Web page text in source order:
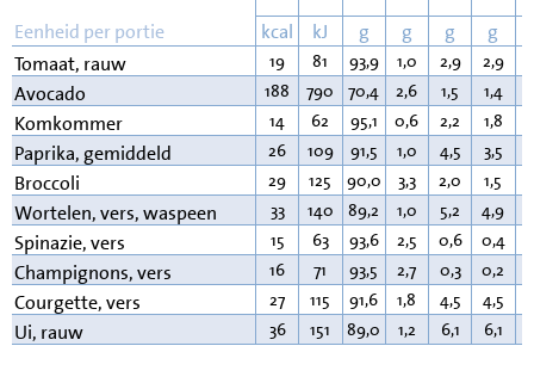
Eenheid per portie kcal kJ g g g g
Tomaat, rauw
19 81 93,9 1,0 2,9 2,9
Avocado 188 790 70,4 2,6 1,5 1,4
Komkommer 14 62 95,1 0,6 2,2 1,8
Paprika, gemiddeld 26 109 91,5 1,0 4,5 3,5
Broccoli 29 125 90,0 3,3 2,0 1,5
Wortelen, vers, waspeen 33 140 89,2 1,0 5,2 4,9
Spinazie, vers 15 63 93,6 2,5 0,6 0,4
Champignons, vers 16 71 93,5 2,7 0,3 0,2
Courgette, vers 27 115 91,6 1,8 4,5 4,5
Ui, rauw 36 151 89,0 1,2 6,1 6,1